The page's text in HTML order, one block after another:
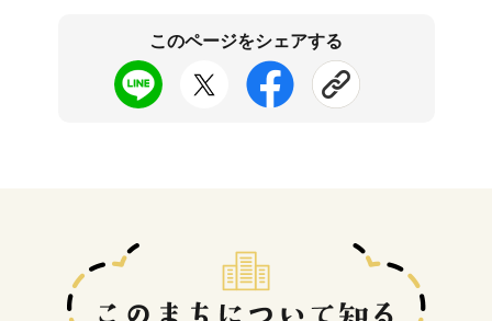
このページをシェアする